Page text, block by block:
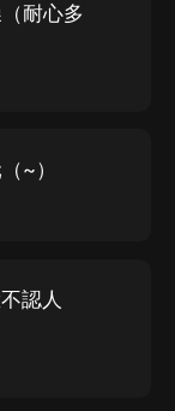
耐心多
~）
認人